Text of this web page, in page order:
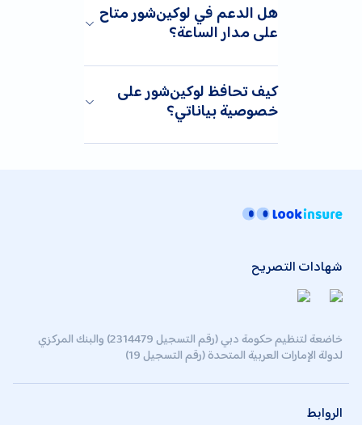
هل الدعم في لوكين‌شور متاح
على مدار الساعة؟
كيف تحافظ لوكين‌شور على
خصوصية بياناتي؟
شهادات التصريح
خاضعة لتنظيم حكومة دبي (رقم التسجيل 2314479) والبنك المركزي
لدولة الإمارات العربية المتحدة (رقم التسجيل 19)
الروابط